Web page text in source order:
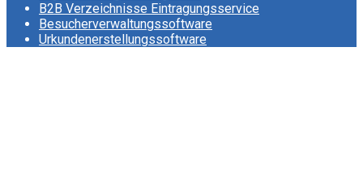
B2B Verzeichnisse Eintragungsservice
Besucherverwaltungssoftware
Urkundenerstellungssoftware